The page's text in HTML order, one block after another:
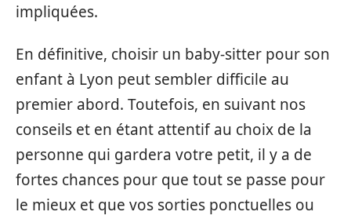
impliquées.
En définitive, choisir un baby-sitter pour son
enfant à Lyon peut sembler difficile au
premier abord. Toutefois, en suivant nos
conseils et en étant attentif au choix de la
personne qui gardera votre petit, il y a de
fortes chances pour que tout se passe pour
le mieux et que vos sorties ponctuelles ou